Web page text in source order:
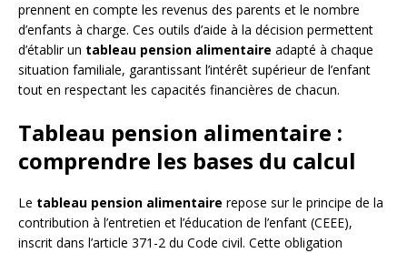
prennent en compte les revenus des parents et le nombre
d’enfants à charge. Ces outils d’aide à la décision permettent
d’établir un tableau pension alimentaire adapté à chaque
situation familiale, garantissant l’intérêt supérieur de l’enfant
tout en respectant les capacités financières de chacun.
Tableau pension alimentaire :
comprendre les bases du calcul
Le tableau pension alimentaire repose sur le principe de la
contribution à l’entretien et l’éducation de l’enfant (CEEE),
inscrit dans l’article 371-2 du Code civil. Cette obligation